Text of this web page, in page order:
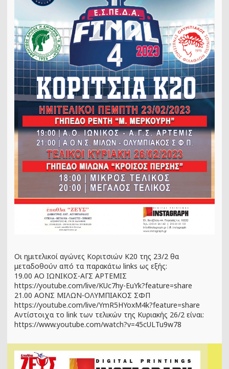
Οι ημιτελικοί αγώνες Κοριτσιών Κ20 της 23/2 θα
μεταδοθούν από τα παρακάτω links ως εξής:
19.00 ΑΟ ΙΩΝΙΚΟΣ-ΑΓΣ ΑΡΤΕΜΙΣ
https://youtube.com/live/KUc7hy-EuYk?feature=share
21.00 ΑΟΝΣ ΜΙΛΩΝ-ΟΛΥΜΠΙΑΚΟΣ ΣΦΠ
https://youtube.com/live/YmR5HYoxM4k?feature=share
Αντίστοιχα το link των τελικών της Κυριακής 26/2 είναι:
https://www.youtube.com/watch?v=45cULTu9w78